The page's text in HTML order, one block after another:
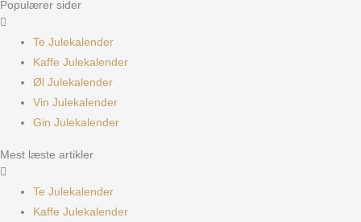
Populærer sider
Te Julekalender
Kaffe Julekalender
Øl Julekalender
Vin Julekalender
Gin Julekalender
Mest læste artikler
Te Julekalender
Kaffe Julekalender